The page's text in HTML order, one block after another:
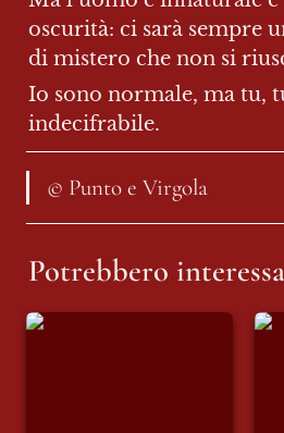
oscurità: ci sarà sempre
di mistero che non si
Io sono normale, ma tu,
indecifrabile.
© Punto e Virgola
Potrebbero
La “dieta ancestrale”